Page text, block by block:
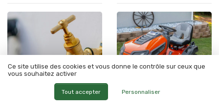
Ce site utilise des cookies et vous donne le contrôle sur ceux que
vous souhaitez activer
Tout accepter Personnaliser